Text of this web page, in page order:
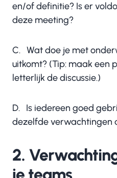
en/of definitie? Is er
deze meeting?
C. Wat doe je met
uitkomt? (Tip: maak een
letterlijk de discussie.)
D. Is iedereen goed
dezelfde verwachtingen
2.